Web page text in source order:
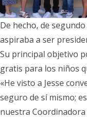
De hecho, de
aspiraba a ser
Su principal objetivo
gratis para los niños
«He visto a Jesse
seguro de sí mismo;
nuestra